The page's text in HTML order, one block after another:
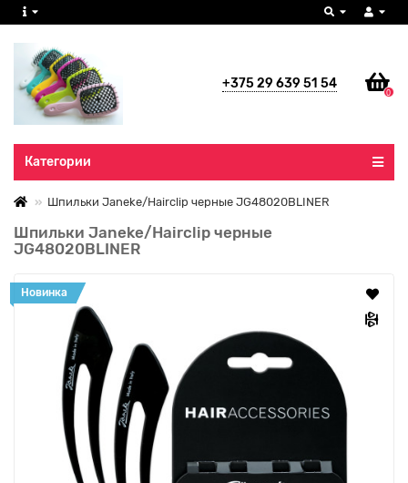
+375 29 639 51 54
0
Все категории
Категории
Шпильки Janeke/Hairclip черные JG48020BLINER
Шпильки Janeke/Hairclip черные
JG48020BLINER
Новинка